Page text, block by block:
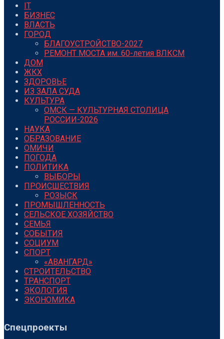
IT
БИЗНЕС
ВЛАСТЬ
ГОРОД
БЛАГОУСТРОЙСТВО-2027
РЕМОНТ МОСТА им. 60-летия ВЛКСМ
ДОМ
ЖКХ
ЗДОРОВЬЕ
ИЗ ЗАЛА СУДА
КУЛЬТУРА
ОМСК — КУЛЬТУРНАЯ СТОЛИЦА
РОССИИ-2026
НАУКА
ОБРАЗОВАНИЕ
ОМИЧИ
ПОГОДА
ПОЛИТИКА
ВЫБОРЫ
ПРОИСШЕСТВИЯ
РОЗЫСК
ПРОМЫШЛЕННОСТЬ
СЕЛЬСКОЕ ХОЗЯЙСТВО
СЕМЬЯ
СОБЫТИЯ
СОЦИУМ
СПОРТ
«АВАНГАРД»
СТРОИТЕЛЬСТВО
ТРАНСПОРТ
ЭКОЛОГИЯ
ЭКОНОМИКА
Спецпроекты